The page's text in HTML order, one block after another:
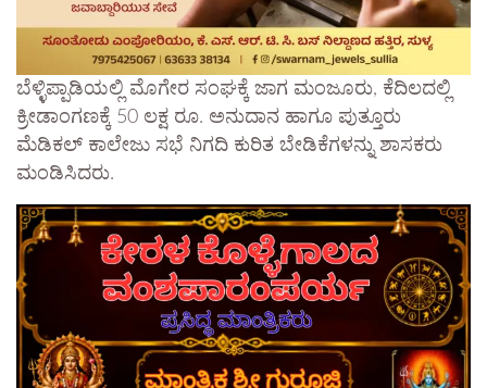
ಬೆಳ್ಳಿಪ್ಪಾಡಿಯಲ್ಲಿ ಮೊಗೇರ ಸಂಘಕ್ಕೆ ಜಾಗ ಮಂಜೂರು, ಕೆದಿಲದಲ್ಲಿ
ಕ್ರೀಡಾಂಗಣಕ್ಕೆ 50 ಲಕ್ಷ ರೂ. ಅನುದಾನ ಹಾಗೂ ಪುತ್ತೂರು
ಮೆಡಿಕಲ್ ಕಾಲೇಜು ಸಭೆ ನಿಗದಿ ಕುರಿತ ಬೇಡಿಕೆಗಳನ್ನು ಶಾಸಕರು
ಮಂಡಿಸಿದರು.